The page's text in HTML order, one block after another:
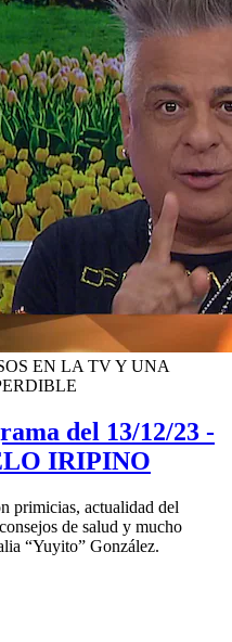
EN LA TV Y UNA
del 13/12/23 -
IRIPINO
primicias, actualidad del
de salud y mucho
“Yuyito” González.